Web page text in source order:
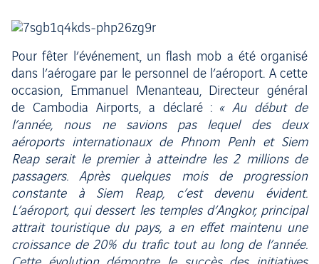
Pour fêter l’événement, un flash mob a été organisé
dans l’aérogare par le personnel de l’aéroport. A cette
occasion, Emmanuel Menanteau, Directeur général
de Cambodia Airports, a déclaré : « Au début de
l’année, nous ne savions pas lequel des deux
aéroports internationaux de Phnom Penh et Siem
Reap serait le premier à atteindre les 2 millions de
passagers. Après quelques mois de progression
constante à Siem Reap, c’est devenu évident.
L’aéroport, qui dessert les temples d’Angkor, principal
attrait touristique du pays, a en effet maintenu une
croissance de 20% du trafic tout au long de l’année.